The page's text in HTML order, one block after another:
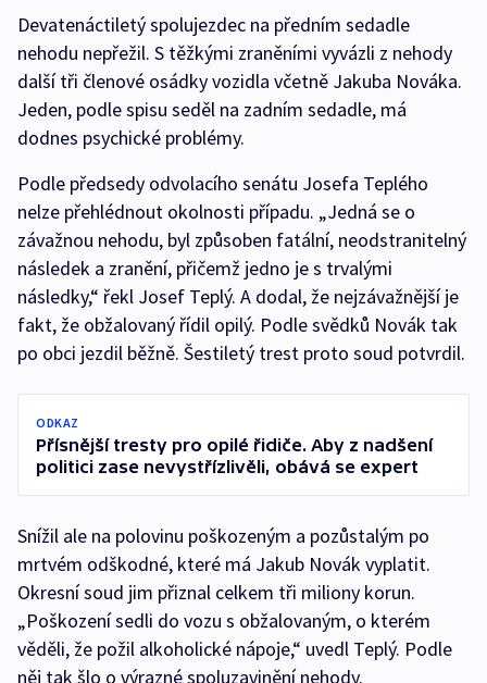
Devatenáctiletý spolujezdec na předním sedadle
nehodu nepřežil. S těžkými zraněními vyvázli z nehody
další tři členové osádky vozidla včetně Jakuba Nováka.
Jeden, podle spisu seděl na zadním sedadle, má
dodnes psychické problémy.
Podle předsedy odvolacího senátu Josefa Teplého
nelze přehlédnout okolnosti případu. „Jedná se o
závažnou nehodu, byl způsoben fatální, neodstranitelný
následek a zranění, přičemž jedno je s trvalými
následky,“ řekl Josef Teplý. A dodal, že nejzávažnější je
fakt, že obžalovaný řídil opilý. Podle svědků Novák tak
po obci jezdil běžně. Šestiletý trest proto soud potvrdil.
ODKAZ
Přísnější tresty pro opilé řidiče. Aby z nadšení
politici zase nevystřízlivěli, obává se expert
Snížil ale na polovinu poškozeným a pozůstalým po
mrtvém odškodné, které má Jakub Novák vyplatit.
Okresní soud jim přiznal celkem tři miliony korun.
„Poškození sedli do vozu s obžalovaným, o kterém
věděli, že požil alkoholické nápoje,“ uvedl Teplý. Podle
něj tak šlo o výrazné spoluzavinění nehody.